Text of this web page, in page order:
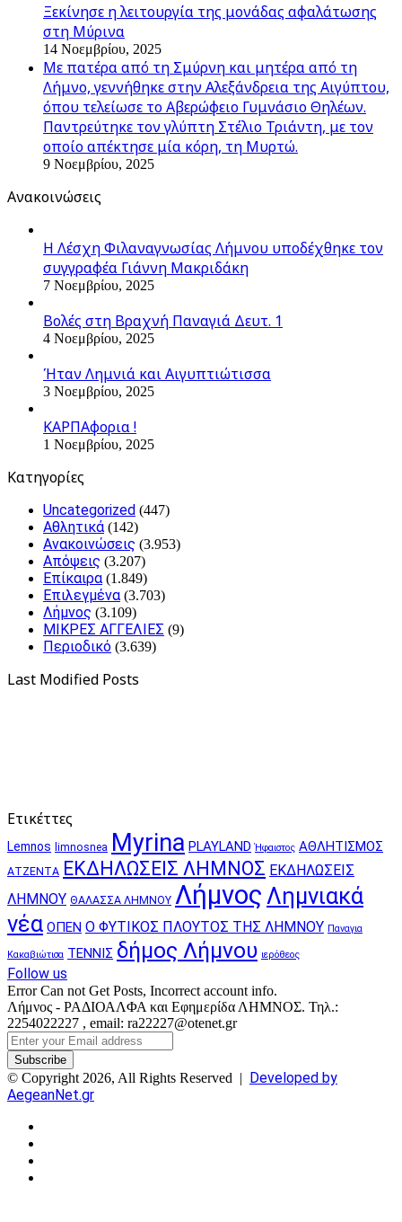
Ξεκίνησε η λειτουργία της μονάδας αφαλάτωσης
στη Μύρινα
14 Νοεμβρίου, 2025
Με πατέρα από τη Σμύρνη και μητέρα από τη
Λήμνο, γεννήθηκε στην Αλεξάνδρεια της Αιγύπτου,
όπου τελείωσε το Αβερώφειο Γυμνάσιο Θηλέων.
Παντρεύτηκε τον γλύπτη Στέλιο Τριάντη, με τον
οποίο απέκτησε μία κόρη, τη Μυρτώ.
9 Νοεμβρίου, 2025
Ανακοινώσεις
Η Λέσχη Φιλαναγνωσίας Λήμνου υποδέχθηκε τον
συγγραφέα Γιάννη Μακριδάκη
7 Νοεμβρίου, 2025
Βολές στη Βραχνή Παναγιά Δευτ. 1
4 Νοεμβρίου, 2025
Ήταν Λημνιά και Αιγυπτιώτισσα
3 Νοεμβρίου, 2025
ΚΑΡΠΑφορια !
1 Νοεμβρίου, 2025
Kατηγορίες
Uncategorized (447)
Αθλητικά (142)
Ανακοινώσεις (3.953)
Απόψεις (3.207)
Επίκαιρα (1.849)
Επιλεγμένα (3.703)
Λήμνος (3.109)
ΜΙΚΡΕΣ ΑΓΓΕΛΙΕΣ (9)
Περιοδικό (3.639)
Last Modified Posts
Ετικέττες
Lemnos limnosnea Myrina PLAYLAND Ήφαιστος ΑΘΛΗΤΙΣΜΟΣ
ΑΤΖΕΝΤΑ ΕΚΔΗΛΩΣΕΙΣ ΛΗΜΝΟΣ ΕΚΔΗΛΩΣΕΙΣ
ΛΗΜΝΟΥ ΘΑΛΑΣΣΑ ΛΗΜΝΟΥ Λήμνος Λημνιακά
νέα ΟΠΕΝ Ο ΦΥΤΙΚΟΣ ΠΛΟΥΤΟΣ ΤΗΣ ΛΗΜΝΟΥ Παναγια
Κακαβιώτισα ΤΕΝΝΙΣ δήμος Λήμνου ιερόθεος
Follow us
Error Can not Get Posts, Incorrect account info.
Λήμνος - ΡΑΔΙΟΑΛΦΑ και Εφημερίδα ΛΗΜΝΟΣ. Τηλ.:
2254022227 , email: ra22227@otenet.gr
Enter
your
Email
address
© Copyright 2026, All Rights Reserved | Developed by
AegeanNet.gr